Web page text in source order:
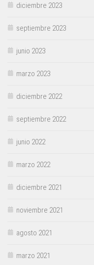
diciembre 2023
septiembre 2023
junio 2023
marzo 2023
diciembre 2022
septiembre 2022
junio 2022
marzo 2022
diciembre 2021
noviembre 2021
agosto 2021
marzo 2021